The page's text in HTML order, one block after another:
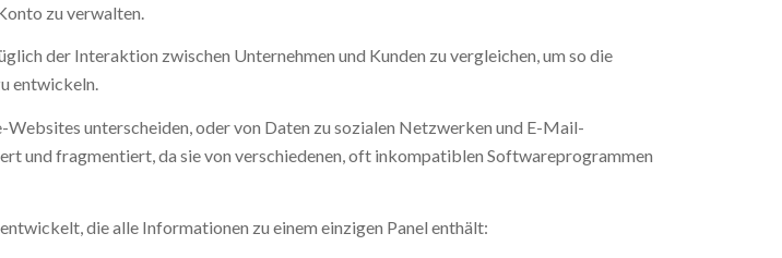
zu verwalten.
der Interaktion zwischen Unternehmen und Kunden zu vergleichen, um so die
entwickeln.
unterscheiden, oder von Daten zu sozialen Netzwerken und E-Mail-
und fragmentiert, da sie von verschiedenen, oft inkompatiblen Softwareprogrammen
die alle Informationen zu einem einzigen Panel enthält: